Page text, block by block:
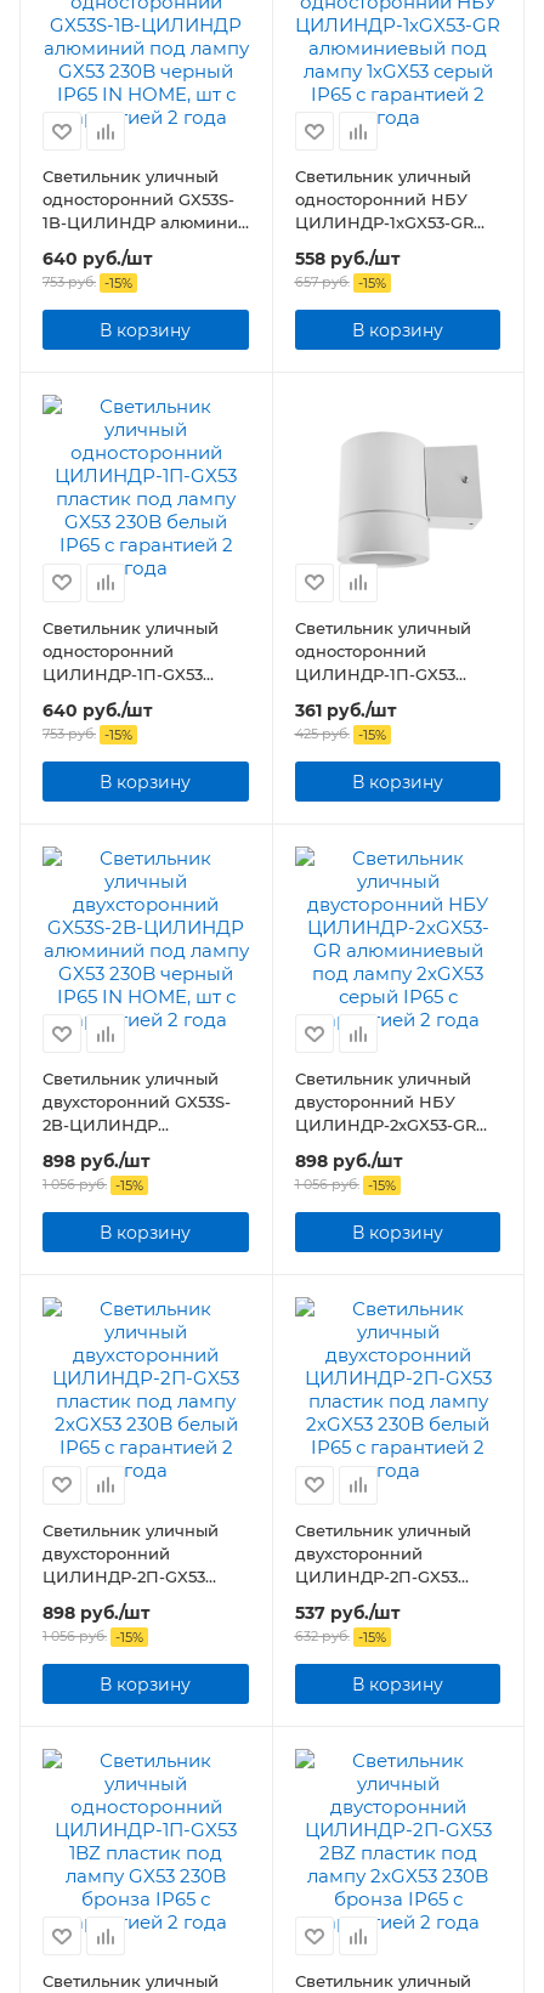
Светильник уличный
односторонний GX53S-
1B-ЦИЛИНДР алюминий
под лампу GX53 230B
черный IP65 IN HOME,
шт
640 руб./шт
753руб. -15%
В корзину
Светильник уличный
односторонний НБУ
ЦИЛИНДР-1xGX53-GR
алюминиевый под
лампу 1хGX53 серый IP65
558руб./шт
657руб. -15%
В корзину
Светильник уличный
односторонний
ЦИЛИНДР-1П-GX53
пластик под лампу GX53
230B белый IP65
640 руб./шт
753руб. -15%
В корзину
Светильник уличный
односторонний
ЦИЛИНДР-1П-GX53
пластик под лампу GX53
230B белый IP65
361руб./шт
425руб. -15%
В корзину
Светильник уличный
двухсторонний GX53S-
2B-ЦИЛИНДР
алюминий под лампу
GX53 230B черный IP65
IN HOME, шт
898 руб./шт
1 056руб. -15%
В корзину
Светильник уличный
двусторонний НБУ
ЦИЛИНДР-2xGX53-GR
алюминиевый под
лампу 2хGX53 серый
IP65
898руб./шт
1 056руб. -15%
В корзину
Светильник уличный
двухсторонний
ЦИЛИНДР-2П-GX53
пластик под лампу
2хGX53 230B белый IP65
898 руб./шт
1 056руб. -15%
В корзину
Светильник уличный
двухсторонний
ЦИЛИНДР-2П-GX53
пластик под лампу
2хGX53 230B белый IP65
537руб./шт
632руб. -15%
В корзину
Светильник уличный Светильник уличный